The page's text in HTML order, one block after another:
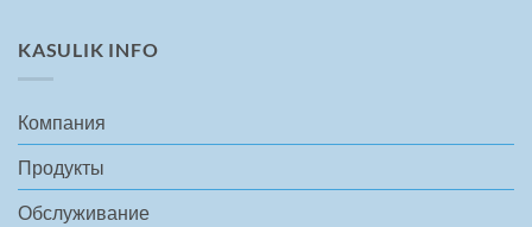
KASULIK INFO
Компания
Продукты
Обслуживание